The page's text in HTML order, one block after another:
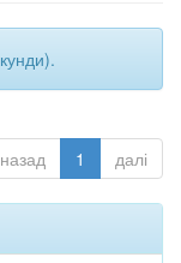
назад 1 далі